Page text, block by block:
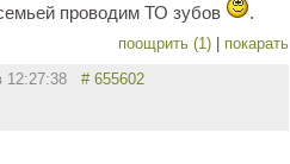
проводим ТО зубов
.
поощрить (1) покарать
12:27:38 # 655602